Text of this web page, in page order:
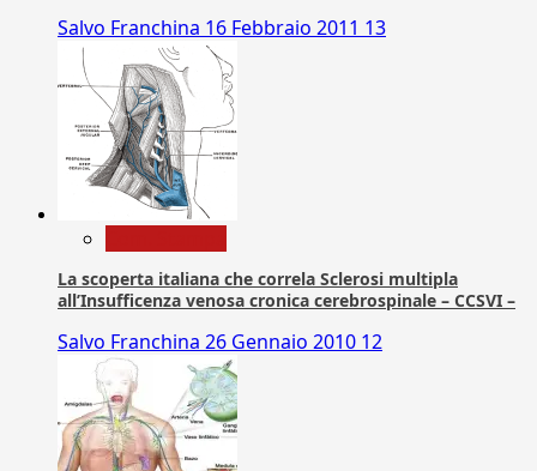
Salvo Franchina 16 Febbraio 2011 13
La scoperta italiana che correla Sclerosi multipla
all’Insufficenza venosa cronica cerebrospinale – CCSVI –
Salvo Franchina 26 Gennaio 2010 12